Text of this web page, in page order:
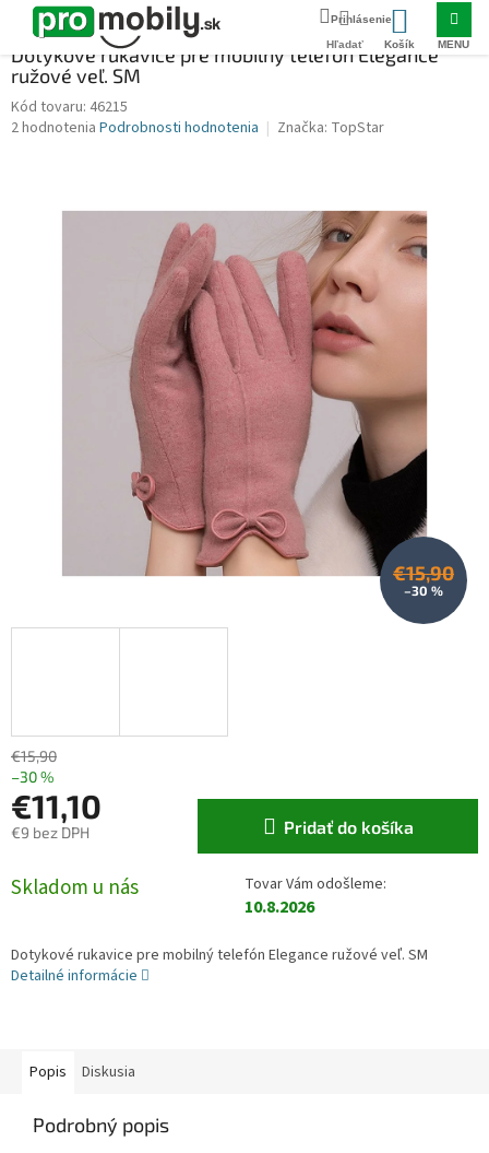
Prejsť
obsah
NÁKUPNÝ
Domov PRÍSLUŠENSTVO Dotykové rukavice Dotykové rukavice pre
Dotykové rukavice pre mobilný telefón Elegance
ružové veľ. SM
46215
Priemerné
2 hodnotenia Podrobnosti hodnotenia Značka: TopStar
€15,90
–30 %
€15,90
–30 %
€11,10
€9 bez DPH
Skladom u nás
10.8.2026
Pridať do košíka
Dotykové rukavice pre mobilný telefón Elegance ružové veľ. SM
Detailné informácie
Popis Diskusia
Podrobný popis